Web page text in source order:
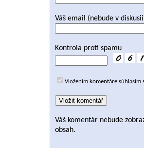
Váš email (nebude v
Kontrola proti spamu
Vložením komentáre súhlasím
Váš komentár nebude
obsah.